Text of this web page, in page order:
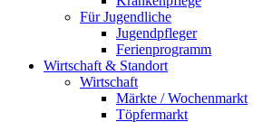
Für Jugendliche
Jugendpfleger
Ferienprogramm
Wirtschaft & Standort
Wirtschaft
Märkte / Wochenmarkt
Töpfermarkt